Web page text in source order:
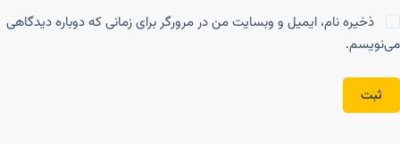
ذخیره نام، ایمیل و وبسایت من در مرورگر برای زمانی که دوباره دیدگاهی
می‌نویسم.
ثبت